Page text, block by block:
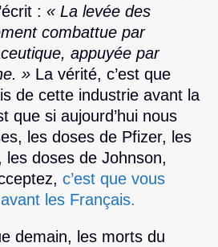
: « La levée des
combattue par
appuyée par
» La vérité, c’est que
de cette industrie avant la
que si aujourd’hui nous
les doses de Pfizer, les
les doses de Johnson,
c’est que vous
les Français.
demain, les morts du